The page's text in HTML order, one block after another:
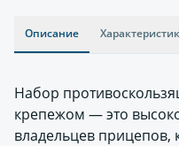
Описание
Набор
крепежом — это
владельцев прицепов,